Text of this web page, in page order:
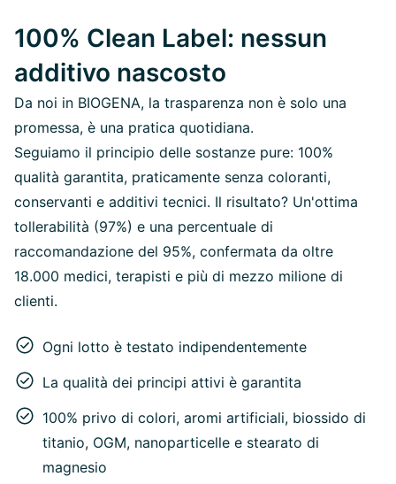
100% Clean Label: nessun
additivo nascosto
Da noi in BIOGENA, la trasparenza non è solo una
promessa, è una pratica quotidiana.
Seguiamo il principio delle sostanze pure: 100%
qualità garantita, praticamente senza coloranti,
conservanti e additivi tecnici. Il risultato? Un'ottima
tollerabilità (97%) e una percentuale di
raccomandazione del 95%, confermata da oltre
18.000 medici, terapisti e più di mezzo milione di
clienti.
Ogni lotto è testato indipendentemente
La qualità dei principi attivi è garantita
100% privo di colori, aromi artificiali, biossido di
titanio, OGM, nanoparticelle e stearato di
magnesio